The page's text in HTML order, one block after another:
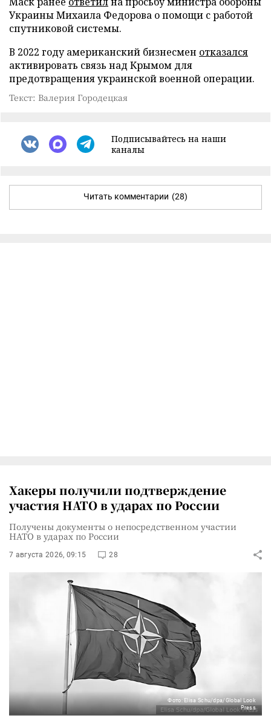
Украины Михаила Федорова о помощи с работой
спутниковой системы.
В 2022 году американский бизнесмен отказался
активировать связь над Крымом для
предотвращения украинской военной операции.
Текст: Валерия Городецкая
Подписывайтесь на наши
каналы
Читать комментарии (28)
Хакеры получили подтверждение
участия НАТО в ударах по России
Получены документы о непосредственном участии
НАТО в ударах по России
7 августа 2026, 09:15 28
Фото: Elisa Schu/dpa/Global Look
Press